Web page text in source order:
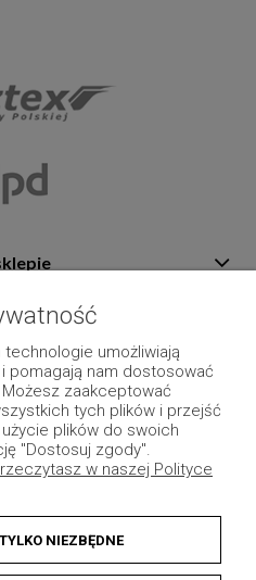
i dostawa
konto
umożliwiają
pomagają nam dostosować
zaakceptować
tych plików i przejść
plików do swoich
"Dostosuj zgody".
w naszej Polityce
NIEZBĘDNE